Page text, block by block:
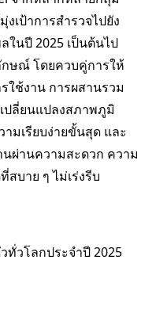
เป้าการสำรวจไปยัง
นปี 2025 เป็นต้นไป
กษณ์ โดยควบคู่การให้
ช้งาน การผสานรวม
ปลี่ยนแปลงสภาพภูมิ
มเรียบง่ายขั้นสุด และ
ผ่านความสะดวก ความ
บาย ๆ ไม่เร่งรีบ
ทั่วโลกประจำปี 2025